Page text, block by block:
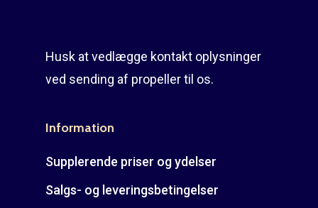
Husk at vedlægge kontakt oplysninger
ved sending af propeller til os.
Information
Supplerende priser og ydelser
Salgs- og leveringsbetingelser
venstre?
T: 75 59 43 22